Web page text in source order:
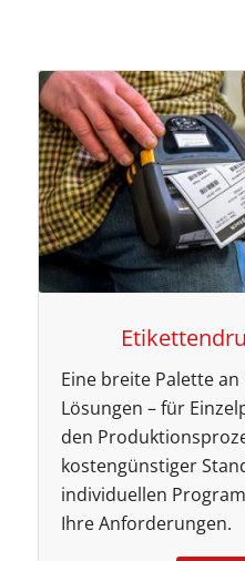
Eine breite Palette
Lösungen – für
den
kostengünstiger
individuellen
Ihre Anforderungen.